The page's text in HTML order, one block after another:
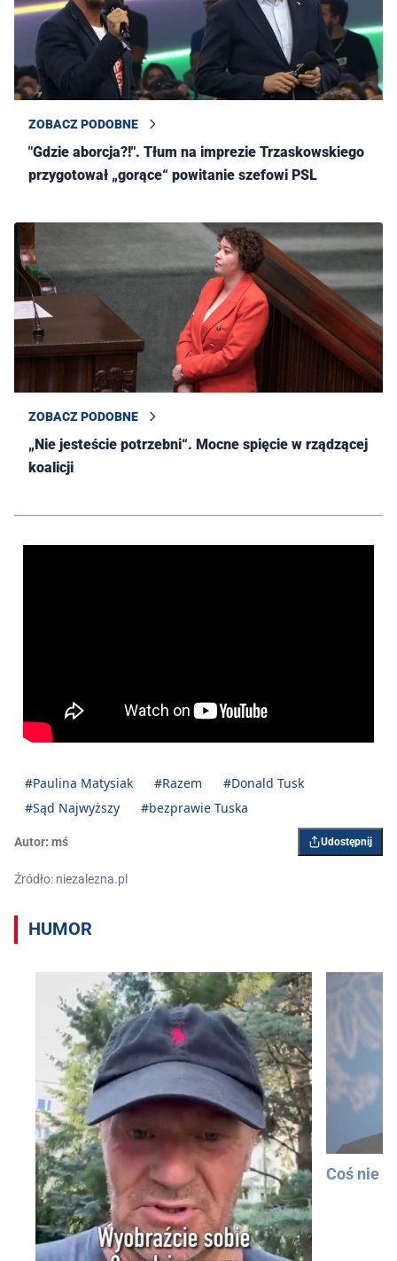
ZOBACZ PODOBNE
"Gdzie aborcja?!". Tłum na imprezie Trzaskowskiego
przygotował „gorące“ powitanie szefowi PSL
ZOBACZ PODOBNE
„Nie jesteście potrzebni“. Mocne spięcie w rządzącej
koalicji
#Paulina Matysiak #Razem
#Donald Tusk
#Sąd Najwyższy
#bezprawie Tuska
Autor: mś Udostępnij
Źródło: niezalezna.pl
HUMOR
Coś nie